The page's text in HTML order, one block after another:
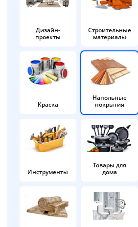
Дизайн-
проекты
Строительные
материалы
Краска
Напольные
покрытия
Инструменты
Товары для
дома
График платежей
Сегодня
%
в корзину
Оплачивайте сегодня только
25% картой любого банка
Получайте товар
выбранный способом